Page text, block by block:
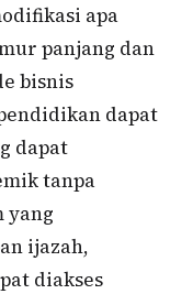
apa
panjang dan
bisnis
dapat
dapat
tanpa
yang
ijazah,
diakses